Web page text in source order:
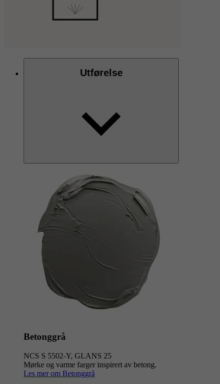
Utførelse
Betonggrå
NCS S 5502-Y, GLANS 25
Mørke og varme farger inspirert av betong.
Les mer om Betonggrå